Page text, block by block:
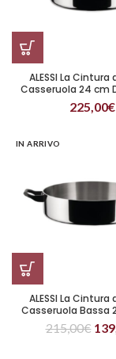
ALESSI La Cintura
Casseruola 24 cm
225,00€
IN ARRIVO
ALESSI La Cintura
Casseruola Bassa
Manici
215,00€